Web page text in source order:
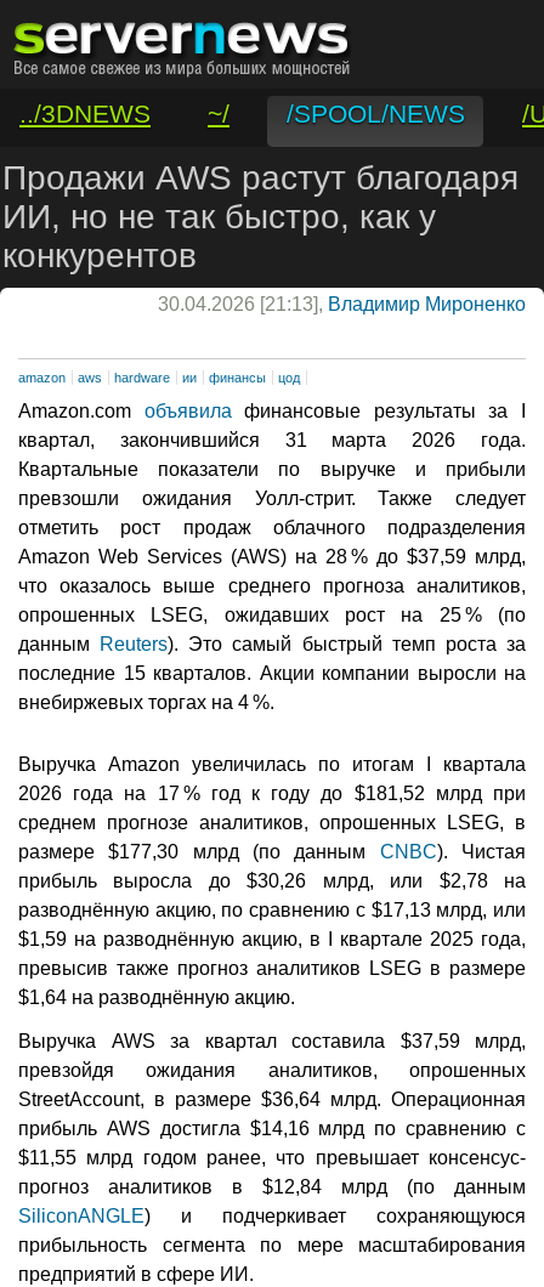
../3DNEWS ~/ /SPOOL/NEWS
/
/VAR/CONTACT
Продажи AWS растут благодаря
ИИ, но не так быстро, как у
конкурентов
30.04.2026 [21:13], Владимир Мироненко
amazon aws hardware ии финансы цод
Amazon.com объявила финансовые результаты за I
квартал, закончившийся 31 марта 2026 года.
Квартальные показатели по выручке и прибыли
превзошли ожидания Уолл-стрит. Также следует
отметить рост продаж облачного подразделения
Amazon Web Services (AWS) на 28 % до $37,59 млрд,
что оказалось выше среднего прогноза аналитиков,
опрошенных LSEG, ожидавших рост на 25 % (по
данным
Reuters). Это самый быстрый темп роста за
последние 15 кварталов. Акции компании выросли на
внебиржевых торгах на 4 %.
Выручка Amazon увеличилась по итогам I квартала
2026 года на 17 % год к году до $181,52 млрд при
среднем прогнозе аналитиков, опрошенных LSEG, в
размере $177,30 млрд (по данным CNBC). Чистая
прибыль выросла до $30,26 млрд, или $2,78 на
разводнённую акцию, по сравнению с $17,13 млрд, или
$1,59 на разводнённую акцию, в I квартале 2025 года,
превысив также прогноз аналитиков LSEG в размере
$1,64 на разводнённую акцию.
Выручка AWS за квартал составила $37,59 млрд,
превзойдя ожидания аналитиков, опрошенных
StreetAccount, в размере $36,64 млрд. Операционная
прибыль AWS достигла $14,16 млрд по сравнению с
$11,55 млрд годом ранее, что превышает консенсус-
прогноз аналитиков в $12,84 млрд (по данным
SiliconANGLE) и подчеркивает сохраняющуюся
прибыльность сегмента по мере масштабирования
предприятий в сфере ИИ.